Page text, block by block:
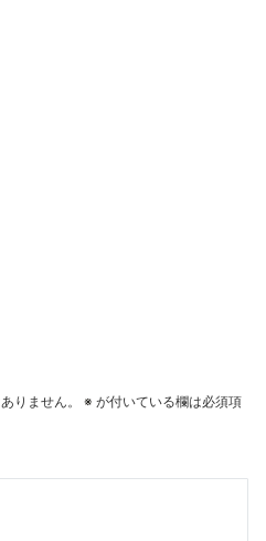
りません。 ※ が付いている欄は必須項